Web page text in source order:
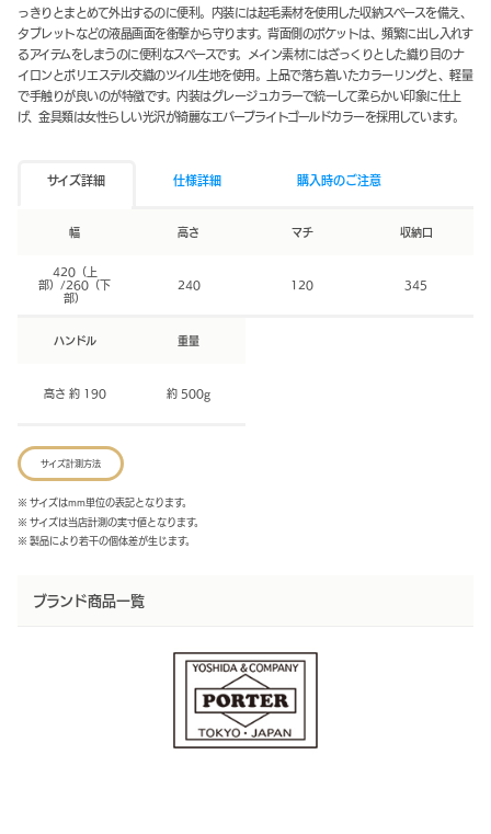
っきりとまとめて外出するのに便利。内装には起毛素材を使用した収納スペースを備え、
タブレットなどの液晶画面を衝撃から守ります。背面側のポケットは、頻繁に出し入れす
るアイテムをしまうのに便利なスペースです。メイン素材にはざっくりとした織り目のナ
イロンとポリエステル交織のツイル生地を使用。上品で落ち着いたカラーリングと、軽量
で手触りが良いのが特徴です。内装はグレージュカラーで統一して柔らかい印象に仕上
げ、金具類は女性らしい光沢が綺麗なエバーブライトゴールドカラーを採用しています。
サイズ詳細 仕様詳細 購入時のご注意
幅
420（上
部）/260（下
部）
高さ
240
マチ
120
収納口
345
ハンドル
高さ 約 190
重量
約 500g
サイズ計測方法
※ サイズはmm単位の表記となります。
※ サイズは当店計測の実寸値となります。
※ 製品により若干の個体差が生じます。
ブランド商品一覧